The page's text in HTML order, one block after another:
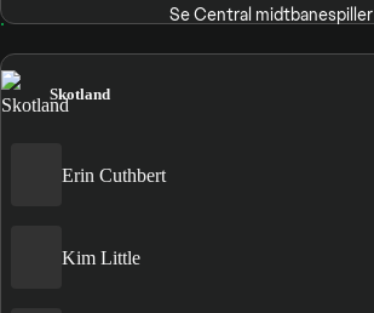
Se Central midtbanespiller
Skotland
Erin Cuthbert
Kim Little